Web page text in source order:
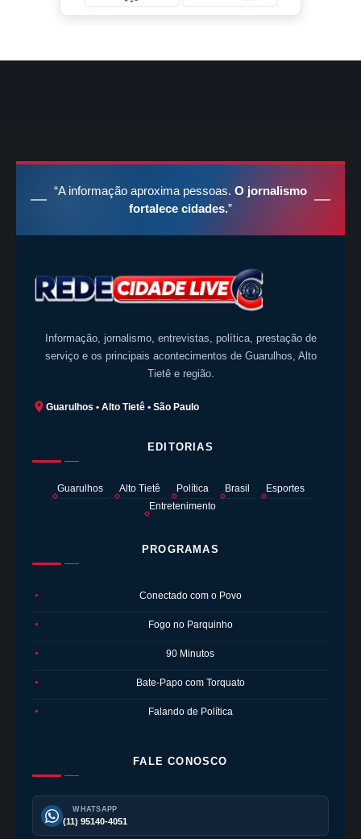
“A informação aproxima pessoas. O jornalismo
fortalece cidades.”
Informação, jornalismo, entrevistas, política, prestação de
serviço e os principais acontecimentos de Guarulhos, Alto
Tietê e região.
Guarulhos • Alto Tietê • São Paulo
EDITORIAS
Guarulhos Alto Tietê Política Brasil
Esportes
Entretenimento
PROGRAMAS
● Conectado com o Povo
● Fogo no Parquinho
● 90 Minutos
● Bate-Papo com Torquato
● Falando de Política
FALE CONOSCO
WHATSAPP
(11) 95140-4051